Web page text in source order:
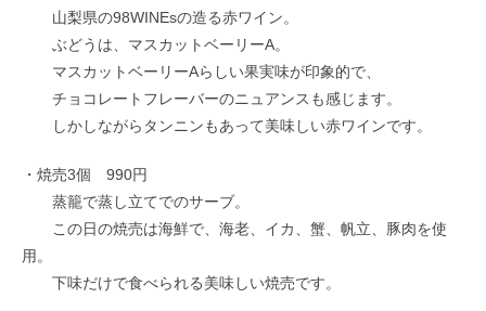
山梨県の98WINEsの造る赤ワイン。
ぶどうは、マスカットベーリーA。
マスカットベーリーAらしい果実味が印象的で、
チョコレートフレーバーのニュアンスも感じます。
しかしながらタンニンもあって美味しい赤ワインです。
・焼売3個 990円
蒸籠で蒸し立てでのサーブ。
この日の焼売は海鮮で、海老、イカ、蟹、帆立、豚肉を使
用。
下味だけで食べられる美味しい焼売です。